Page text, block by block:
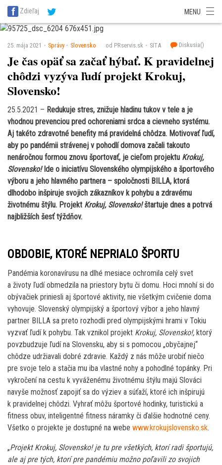
SITA Energetika
SITA Potravinárstvo
Zdieľaj MENU
25. mája 2021 Správy Slovensko od PRservis.sk SITA Diskusia()
Je čas opäť sa začať hýbať. K pravidelnej
chôdzi vyzýva ľudí projekt Krokuj,
Slovensko!
25.5.2021 – Redukuje stres, znižuje hladinu tukov v tele a je
vhodnou prevenciou pred ochoreniami srdca a cievneho systému.
Aj takéto zdravotné benefity má pravidelná chôdza. Motivovať ľudí,
aby po pandémii strávenej v pohodlí domova začali takouto
nenáročnou formou znovu športovať, je cieľom projektu Krokuj,
Slovensko!Ide o iniciatívu Slovenského olympijského a športového
výboru a jeho hlavného partnera – spoločnosti BILLA, ktorá
dlhodobo inšpiruje svojich zákazníkov k pohybu a zdravému
životnému štýlu. Projekt Krokuj, Slovensko!štartuje dnes a potrvá
najbližších šesť týždňov.
OBDOBIE, KTORÉ NEPRIALO ŠPORTU
Pandémia koronavírusu na dlhé mesiace ochromila celý svet
a životy ľudí obmedzila na priestory bytu či domu. Hoci mnohí si do
obývačiek priniesli aj športové aktivity, nie všetkým cvičenie doma
vyhovuje. Slovenský olympijský a športový výbor a jeho hlavný
partner BILLA sa preto rozhodli pred olympijskými hrami v Tokiu
vyzvať ľudí k pohybu. Tak vznikol projekt Krokuj, Slovensko!, ktorý
povzbudzuje ľudí na Slovensku, aby si s pomocou „obyčajnej“
chôdze udržiavali dobré zdravie. Každý z nás môže urobiť niečo
pre svoje telo a stačia mu iba vlastné nohy a pohodlné topánky. Pri
vykročení na cestu k vyváženému životnému štýlu majú Slováci
navyše možnosť zapojiť sa do výziev a súťaží, ktoré ich inšpirujú
k pravidelnej chôdzi. Vyhrať môžu športové hodinky, turistickú a
fitness obuv, inteligentné fitness náramky či ďalšie hodnotné ceny.
Všetko o projekte je dostupné na webe www.krokujslovensko.sk.
„Projekt Krokuj, Slovensko! je tu pre všetkých, ktorí radi športujú,
ale aj pre tých, ktorí pre pandémiu možno poľavili zo svojich